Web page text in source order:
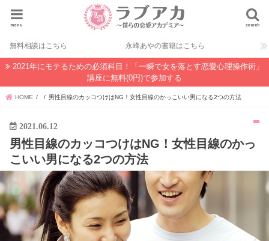
search
menu
無料相談はこちら 永峰あやの書籍はこちら
2021年にモテるための必須科目！「一瞬で女を落とす恋愛心理操作術」
講座に無料(0円)で参加する
HOME 男性目線のカッコつけはNG！女性目線のかっこいい男になる2つの方法
2021.06.12
男性目線のカッコつけはNG！女性目線のかっ
こいい男になる2つの方法